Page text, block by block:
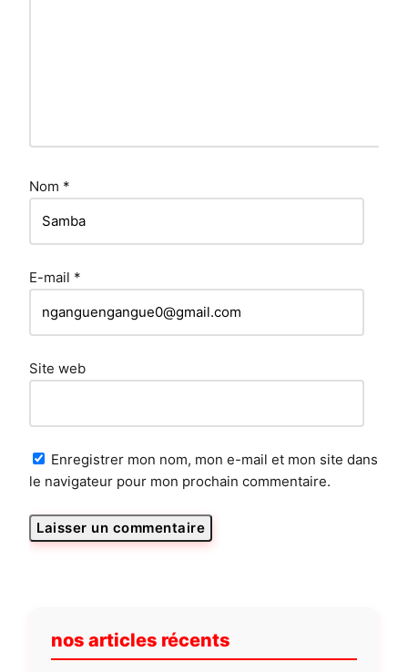
Nom *
E-mail *
Site web
Enregistrer mon nom, mon e-mail et mon site dans
le navigateur pour mon prochain commentaire.
nos articles récents